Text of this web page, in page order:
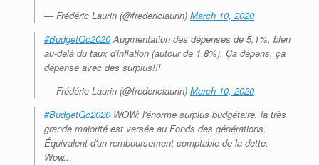
— Frédéric Laurin (@fredericlaurin) March 10, 2020
#BudgetQc2020Augmentation des dépenses de 5,1%, bien
au-delà du taux d'inflation (autour de 1,8%). Ça dépens, ça
dépense avec des surplus!!!
— Frédéric Laurin (@fredericlaurin) March 10, 2020
#BudgetQc2020 WOW: l'énorme surplus budgétaire, la très
grande majorité est versée au Fonds des générations.
Équivalent d'un remboursement comptable de la dette.
Wow...